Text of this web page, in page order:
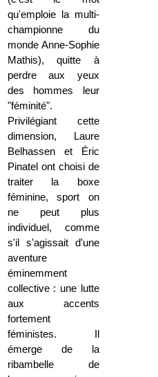
qu'emploie la multi-
championne du
monde Anne-Sophie
Mathis), quitte à
perdre aux yeux
des hommes leur
"féminité".
Privilégiant cette
dimension, Laure
Belhassen et Éric
Pinatel ont choisi de
traiter la boxe
féminine, sport on
ne peut plus
individuel, comme
s'il s'agissait d'une
aventure
éminemment
collective : une lutte
aux accents
fortement
féministes. Il
émerge de la
ribambelle de